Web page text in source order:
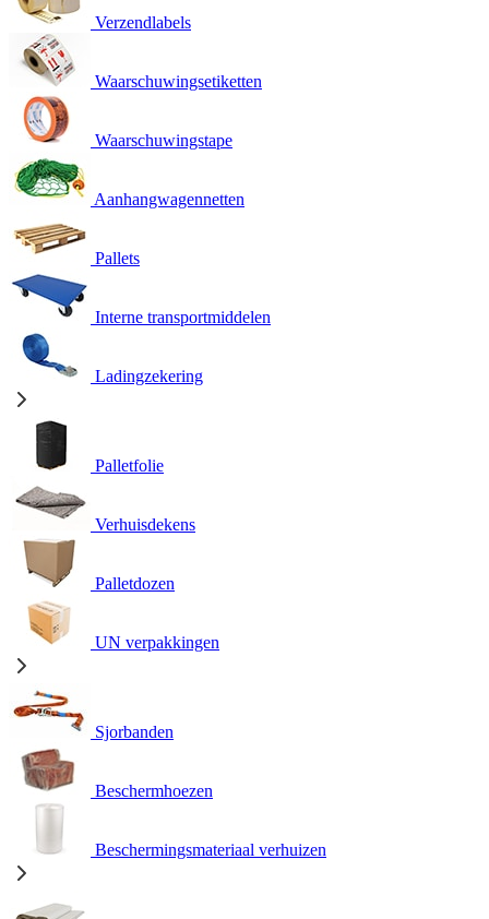
Verzendlabels
Waarschuwingsetiketten
Waarschuwingstape
Aanhangwagennetten
Pallets
Interne transportmiddelen
Ladingzekering
Palletfolie
Verhuisdekens
Palletdozen
UN verpakkingen
Sjorbanden
Beschermhoezen
Beschermingsmateriaal verhuizen